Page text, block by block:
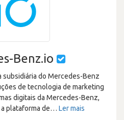
Benz.io
subsidiária do Mercedes-Benz
de tecnologia de marketing
digitais da Mercedes-Benz,
plataforma de… Ler mais